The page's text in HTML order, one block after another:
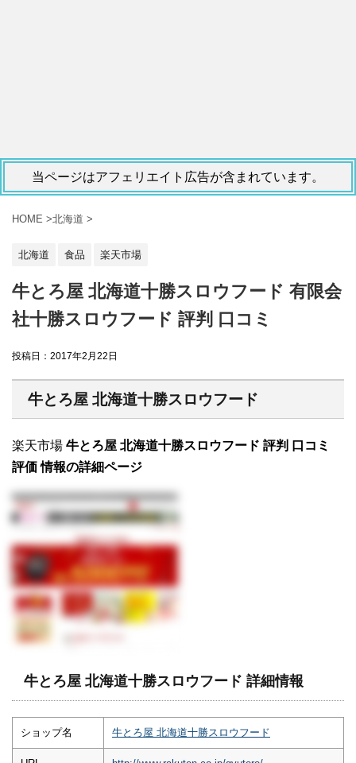
当ページはアフェリエイト広告が含まれています。
HOME >北海道 >
北海道 食品 楽天市場
牛とろ屋 北海道十勝スロウフード 有限会
社十勝スロウフード 評判 口コミ
投稿日： 2017年2月22日
牛とろ屋 北海道十勝スロウフード
楽天市場 牛とろ屋 北海道十勝スロウフード 評判 口コミ
評価 情報の詳細ページ
牛とろ屋 北海道十勝スロウフード 詳細情報
ショップ名 牛とろ屋 北海道十勝スロウフード